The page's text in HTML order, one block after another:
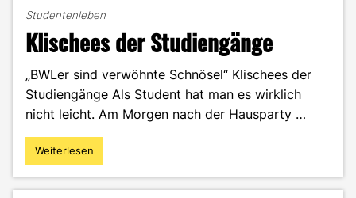
Studentenleben
Klischees der Studiengänge
„BWLer sind verwöhnte Schnösel“ Klischees der
Studiengänge Als Student hat man es wirklich
nicht leicht. Am Morgen nach der Hausparty …
"Klischees
der
Weiterlesen